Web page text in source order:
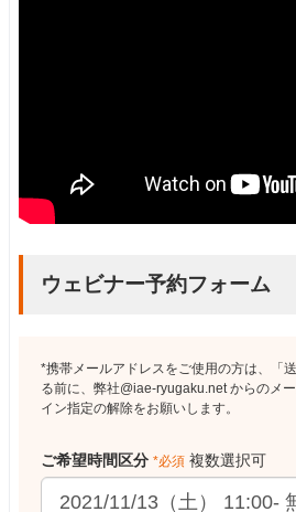
ウェビナー予約フォーム
*携帯メールアドレスをご使用の方は、「
る前に、弊社@iae-ryugaku.net からのメ
イン指定の解除をお願いします。
ご希望時間区分 *必須 複数選択可